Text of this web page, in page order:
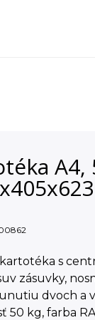
A4,
s
zásuvky,
dvoch a
50 kg, farba